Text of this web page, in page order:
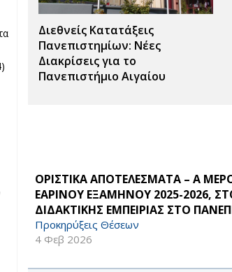
Διεθνείς Κατατάξεις
Πανεπιστημίων: Νέες
Διακρίσεις για το
Πανεπιστήμιο Αιγαίου
ΟΡΙΣΤΙΚΑ ΑΠΟΤΕΛΕΣΜΑΤΑ – Α
ΕΑΡΙΝΟΥ ΕΞΑΜΗΝΟΥ 2025-2026,
ΔΙΔΑΚΤΙΚΗΣ ΕΜΠΕΙΡΙΑΣ ΣΤΟ
Προκηρύξεις Θέσεων
4 Φεβ 2026
Αλλοδαποί